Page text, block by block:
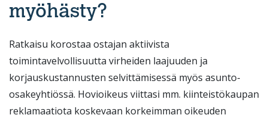
myöhästy?
Ratkaisu korostaa ostajan aktiivista
toimintavelvollisuutta virheiden laajuuden ja
korjauskustannusten selvittämisessä myös asunto-
osakeyhtiössä. Hovioikeus viittasi mm. kiinteistökaupan
reklamaatiota koskevaan korkeimman oikeuden